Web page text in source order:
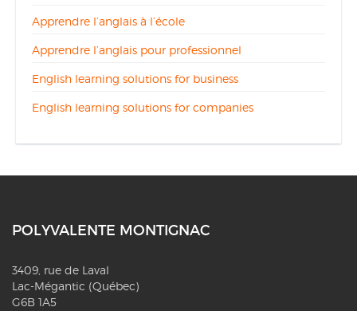
Apprendre l’anglais à l’école
Apprendre l’anglais pour professionnel
English learning solutions for business
English learning solutions for companies
POLYVALENTE MONTIGNAC
3409, rue de Laval
Lac-Mégantic (Québec)
G6B 1A5